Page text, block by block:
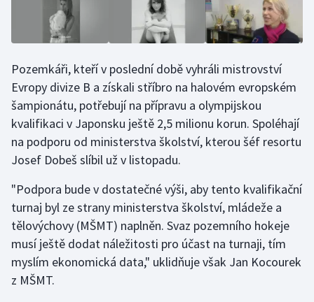
Olympijské hry
Parasport
Plavání
Plážový volejbal
Ragby
Rychlostní kanoistika
Short track
Sportovní střelba
Pozemkáři, kteří v poslední době vyhráli mistrovství
Evropy divize B a získali stříbro na halovém evropském
šampionátu, potřebují na přípravu a olympijskou
kvalifikaci v Japonsku ještě 2,5 milionu korun. Spoléhají
na podporu od ministerstva školství, kterou šéf resortu
Josef Dobeš slíbil už v listopadu.
"Podpora bude v dostatečné výši, aby tento kvalifikační
turnaj byl ze strany ministerstva školství, mládeže a
tělovýchovy (MŠMT) naplněn. Svaz pozemního hokeje
musí ještě dodat náležitosti pro účast na turnaji, tím
myslím ekonomická data," uklidňuje však Jan Kocourek
z MŠMT.